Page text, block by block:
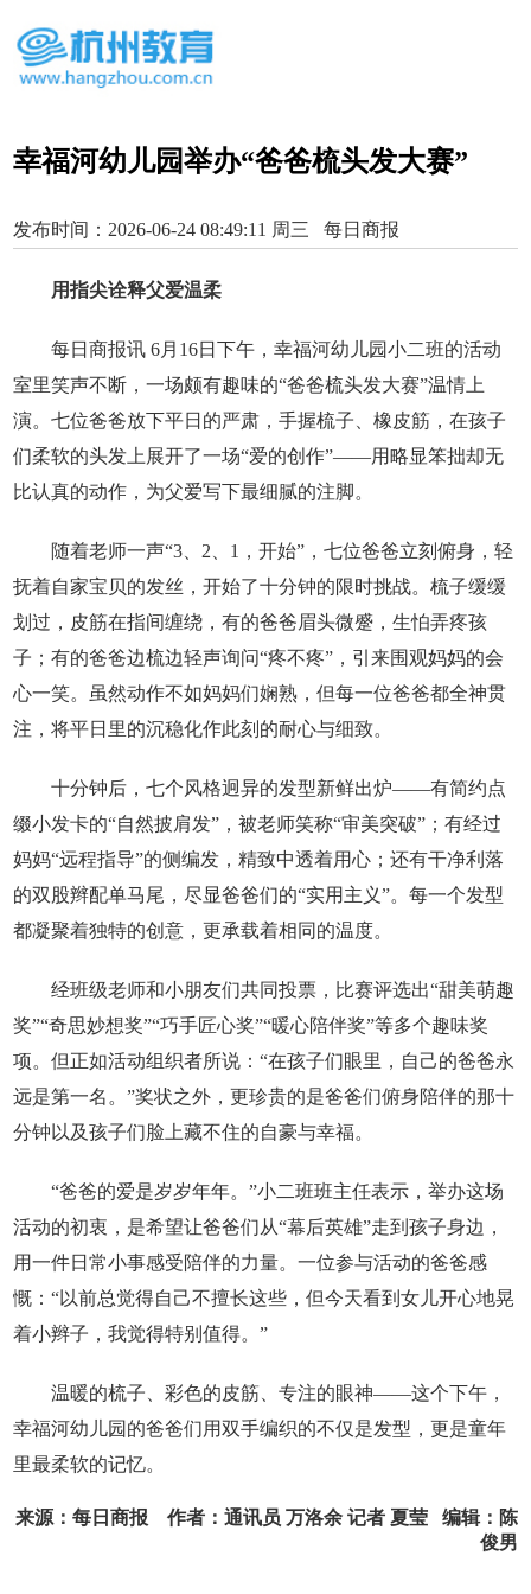
幸福河幼儿园举办“爸爸梳头发大赛”
发布时间：2026-06-24 08:49:11 周三 每日商报
用指尖诠释父爱温柔
每日商报讯 6月16日下午，幸福河幼儿园小二班的活动
室里笑声不断，一场颇有趣味的“爸爸梳头发大赛”温情上
演。七位爸爸放下平日的严肃，手握梳子、橡皮筋，在孩子
们柔软的头发上展开了一场“爱的创作”——用略显笨拙却无
比认真的动作，为父爱写下最细腻的注脚。
随着老师一声“3、2、1，开始”，七位爸爸立刻俯身，轻
抚着自家宝贝的发丝，开始了十分钟的限时挑战。梳子缓缓
划过，皮筋在指间缠绕，有的爸爸眉头微蹙，生怕弄疼孩
子；有的爸爸边梳边轻声询问“疼不疼”，引来围观妈妈的会
心一笑。虽然动作不如妈妈们娴熟，但每一位爸爸都全神贯
注，将平日里的沉稳化作此刻的耐心与细致。
十分钟后，七个风格迥异的发型新鲜出炉——有简约点
缀小发卡的“自然披肩发”，被老师笑称“审美突破”；有经过
妈妈“远程指导”的侧编发，精致中透着用心；还有干净利落
的双股辫配单马尾，尽显爸爸们的“实用主义”。每一个发型
都凝聚着独特的创意，更承载着相同的温度。
经班级老师和小朋友们共同投票，比赛评选出“甜美萌趣
奖”“奇思妙想奖”“巧手匠心奖”“暖心陪伴奖”等多个趣味奖
项。但正如活动组织者所说：“在孩子们眼里，自己的爸爸永
远是第一名。”奖状之外，更珍贵的是爸爸们俯身陪伴的那十
分钟以及孩子们脸上藏不住的自豪与幸福。
“爸爸的爱是岁岁年年。”小二班班主任表示，举办这场
活动的初衷，是希望让爸爸们从“幕后英雄”走到孩子身边，
用一件日常小事感受陪伴的力量。一位参与活动的爸爸感
慨：“以前总觉得自己不擅长这些，但今天看到女儿开心地晃
着小辫子，我觉得特别值得。”
温暖的梳子、彩色的皮筋、专注的眼神——这个下午，
幸福河幼儿园的爸爸们用双手编织的不仅是发型，更是童年
里最柔软的记忆。
来源：每日商报 作者：通讯员 万洛余 记者 夏莹 编辑：陈
俊男